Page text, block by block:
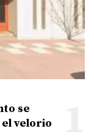
se
velorio